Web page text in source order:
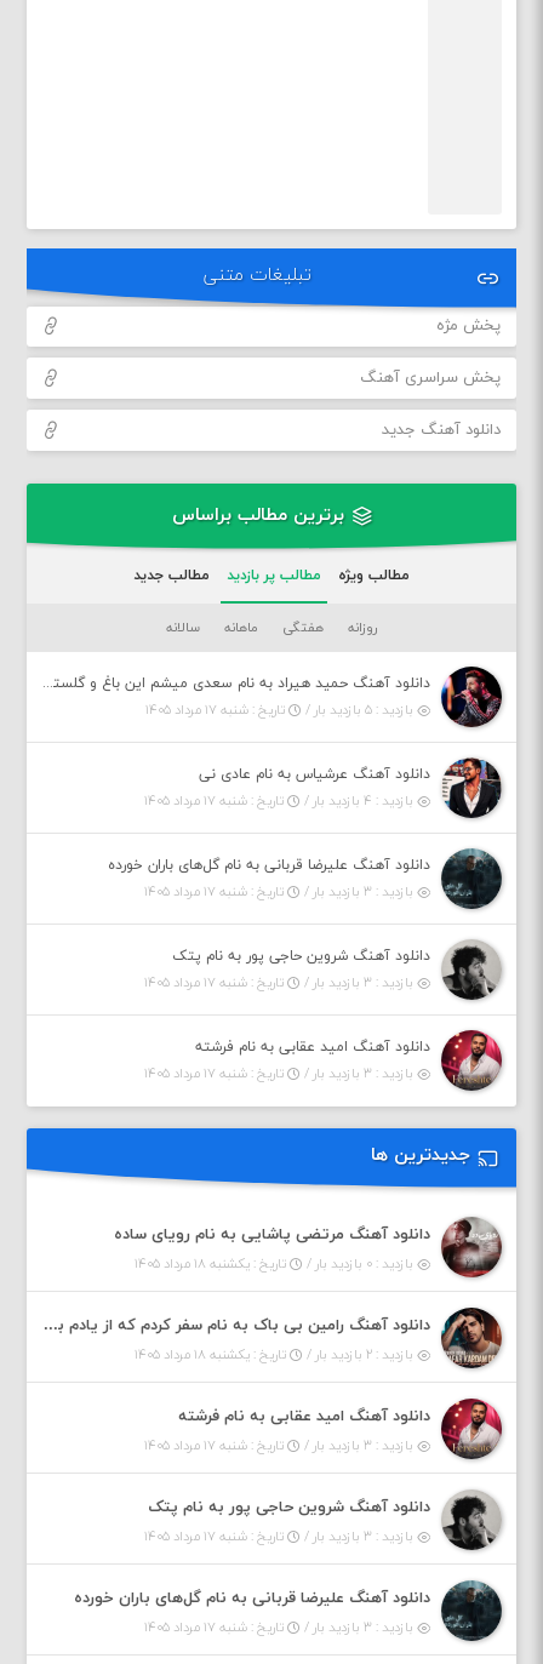
تبلیغات متنی
پخش مژه
پخش سراسری آهنگ
دانلود آهنگ جدید
برترین مطالب براساس
مطالب ویژه مطالب پر بازدید مطالب جدید
روزانه هفتگی ماهانه سالانه
دانلود آهنگ حمید هیراد به نام سعدی میشم این باغ و گلستون کنی واسم خیام زمانه ام به تو پرت حواسم
بازدید : ۵ بازدید بار /
تاریخ : شنبه ۱۷ مرداد ۱۴۰۵
دانلود آهنگ عرشیاس به نام عادی نی
بازدید : ۴ بازدید بار /
تاریخ : شنبه ۱۷ مرداد ۱۴۰۵
دانلود آهنگ علیرضا قربانی به نام گل‌های باران خورده
بازدید : ۳ بازدید بار /
تاریخ : شنبه ۱۷ مرداد ۱۴۰۵
دانلود آهنگ شروین حاجی پور به نام پتک
بازدید : ۳ بازدید بار /
تاریخ : شنبه ۱۷ مرداد ۱۴۰۵
دانلود آهنگ امید عقابی به نام فرشته
بازدید : ۳ بازدید بار /
تاریخ : شنبه ۱۷ مرداد ۱۴۰۵
جدیدترین ها
دانلود آهنگ مرتضی پاشایی به نام رویای ساده
بازدید : ۰ بازدید بار / تاریخ : یکشنبه ۱۸ مرداد ۱۴۰۵
دانلود آهنگ رامین بی باک به نام سفر کردم که از یادم بری دیدم نمیشه
بازدید : ۲ بازدید بار / تاریخ : یکشنبه ۱۸ مرداد ۱۴۰۵
دانلود آهنگ امید عقابی به نام فرشته
بازدید : ۳ بازدید بار / تاریخ : شنبه ۱۷ مرداد ۱۴۰۵
دانلود آهنگ شروین حاجی پور به نام پتک
بازدید : ۳ بازدید بار / تاریخ : شنبه ۱۷ مرداد ۱۴۰۵
دانلود آهنگ علیرضا قربانی به نام گل‌های باران خورده
بازدید : ۳ بازدید بار / تاریخ : شنبه ۱۷ مرداد ۱۴۰۵